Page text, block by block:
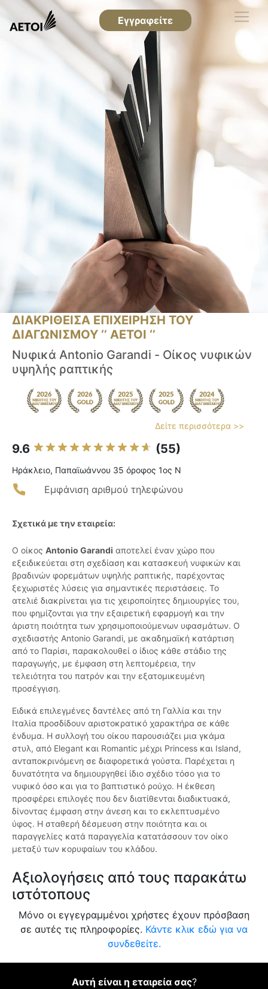
Εγγραφείτε
ΔΙΑΚΡΙΘΕΙΣΑ ΕΠΙΧΕΙΡΗΣΗ ΤΟΥ
ΔΙΑΓΩΝΙΣΜΟΥ ‘’ ΑΕΤΟΙ ‘’
Νυφικά Antonio Garandi - Οίκος νυφικών
υψηλής ραπτικής
Δείτε περισσότερα >>
9.6 (55)
Ηράκλειο, Παπαϊωάννου 35 όροφος 1ος Ν
Εμφάνιση αριθμού τηλεφώνου
Σχετικά με την εταιρεία:
Ο οίκος Antonio Garandi αποτελεί έναν χώρο που
εξειδικεύεται στη σχεδίαση και κατασκευή νυφικών και
βραδινών φορεμάτων υψηλής ραπτικής, παρέχοντας
ξεχωριστές λύσεις για σημαντικές περιστάσεις. Το
ατελιέ διακρίνεται για τις χειροποίητες δημιουργίες του,
που φημίζονται για την εξαιρετική εφαρμογή και την
άριστη ποιότητα των χρησιμοποιούμενων υφασμάτων. Ο
σχεδιαστής Antonio Garandi, με ακαδημαϊκή κατάρτιση
από το Παρίσι, παρακολουθεί ο ίδιος κάθε στάδιο της
παραγωγής, με έμφαση στη λεπτομέρεια, την
τελειότητα του πατρόν και την εξατομικευμένη
προσέγγιση.
Ειδικά επιλεγμένες δαντέλες από τη Γαλλία και την
Ιταλία προσδίδουν αριστοκρατικό χαρακτήρα σε κάθε
ένδυμα. Η συλλογή του οίκου παρουσιάζει μια γκάμα
στυλ, από Elegant και Romantic μέχρι Princess και Island,
ανταποκρινόμενη σε διαφορετικά γούστα. Παρέχεται η
δυνατότητα να δημιουργηθεί ίδιο σχέδιο τόσο για το
νυφικό όσο και για το βαπτιστικό ρούχο. Η έκθεση
προσφέρει επιλογές που δεν διατίθενται διαδικτυακά,
δίνοντας έμφαση στην άνεση και το εκλεπτυσμένο
ύφος. Η σταθερή δέσμευση στην ποιότητα και οι
παραγγελίες κατά παραγγελία κατατάσσουν τον οίκο
μεταξύ των κορυφαίων του κλάδου.
Αξιολογήσεις από τους παρακάτω
ιστότοπους
Μόνο οι εγγεγραμμένοι χρήστες έχουν πρόσβαση
σε αυτές τις πληροφορίες. Κάντε κλικ εδώ για να
συνδεθείτε.
Αυτή είναι η εταιρεία σας?